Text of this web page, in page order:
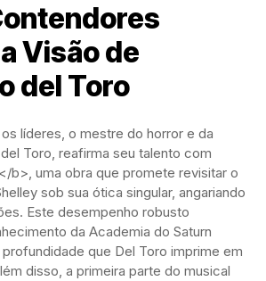
Visão de
del Toro
líderes, o mestre do horror e da
Toro, reafirma seu talento com
b>, uma obra que promete revisitar o
sob sua ótica singular, angariando
Este desempenho robusto
da Academia do Saturn
que Del Toro imprime em
disso, a primeira parte do musical